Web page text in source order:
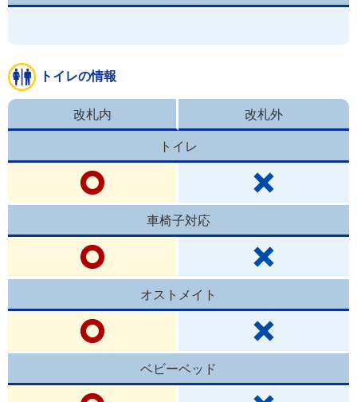
トイレの情報
改札内 改札外
トイレ
車椅子対応
オストメイト
ベビーベッド